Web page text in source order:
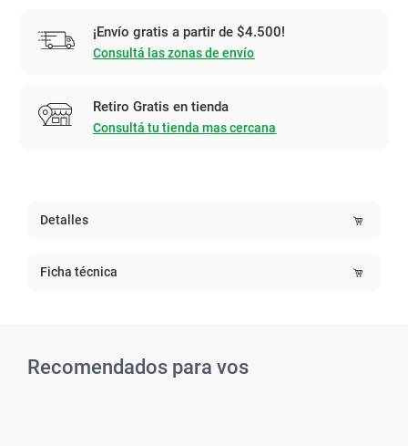
¡Envío gratis a partir de $4.500!
Consultá las zonas de envío
Retiro Gratis en tienda
Consultá tu tienda mas cercana
Detalles
Ficha técnica
Recomendados para vos